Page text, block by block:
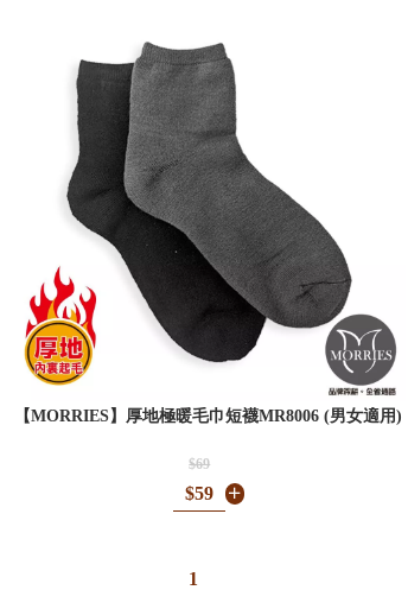
【MORRIES】厚地極暖毛巾短襪MR8006 (男女適用)
$69
$59
1